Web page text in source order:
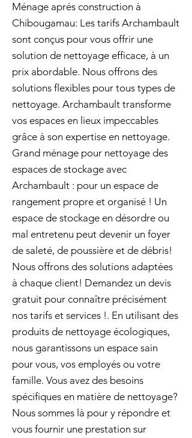
Ménage aprés construction à
Chibougamau: Les tarifs Archambault
sont conçus pour vous offrir une
solution de nettoyage efficace, à un
prix abordable. Nous offrons des
solutions flexibles pour tous types de
nettoyage. Archambault transforme
vos espaces en lieux impeccables
grâce à son expertise en nettoyage.
Grand ménage pour nettoyage des
espaces de stockage avec
Archambault : pour un espace de
rangement propre et organisé ! Un
espace de stockage en désordre ou
mal entretenu peut devenir un foyer
de saleté, de poussière et de débris!
Nous offrons des solutions adaptées
à chaque client! Demandez un devis
gratuit pour connaître précisément
nos tarifs et services !. En utilisant des
produits de nettoyage écologiques,
nous garantissons un espace sain
pour vous, vos employés ou votre
famille. Vous avez des besoins
spécifiques en matière de nettoyage?
Nous sommes là pour y répondre et
vous fournir une prestation sur